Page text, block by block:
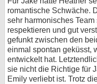
romantische Schwäche.
sehr harmonisches
respektieren und gut
gefunkt zwischen den
einmal spontan geküsst,
entwickelt hat.
sie nicht die Richtige für
Emily verliebt ist. Trotz